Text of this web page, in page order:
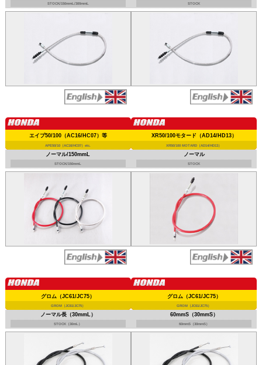
STOCK/150mmL/300mmL STOCK
エイプ50/100（AC16/HC07）等
APE50/10（AC16/HC07）etc.
ノーマル/150mmL
STOCK/150mmL
XR50/100モタード（AD14/HD13）
XR50/100 MOTARD（AD14/HD13）
ノーマル
STOCK
グロム（JC61/JC75）
GROM（JC61/JC75）
ノーマル長（30mmL）
STOCK（30mL）
グロム（JC61/JC75）
GROM（JC61/JC75）
60mmS（30mmS）
60mmS（30mmS）